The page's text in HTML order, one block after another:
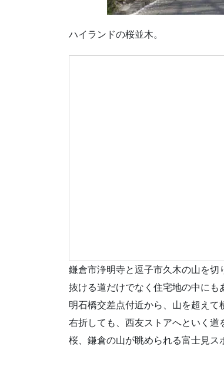
ハイランドの桜並木。
鎌倉市浄明寺と逗子市久木の山を切
抜ける道だけでなく住宅地の中に
明石橋交差点付近から、山を超え
右折しても、西友ストアへといく道
桜、鎌倉の山が眺められる富士見ス